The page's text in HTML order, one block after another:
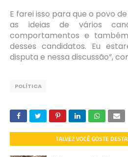
E farei isso para que o povo
as ideias de vários
comportamentos e
desses candidatos. Eu
disputa e nessa discussão”,
POLÍTICA
TALVEZ VOCÊ GOSTE